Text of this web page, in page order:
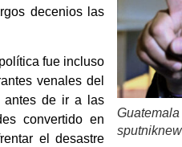
decenios las
fue incluso
venales del
antes de ir a las
convertido en
el desastre